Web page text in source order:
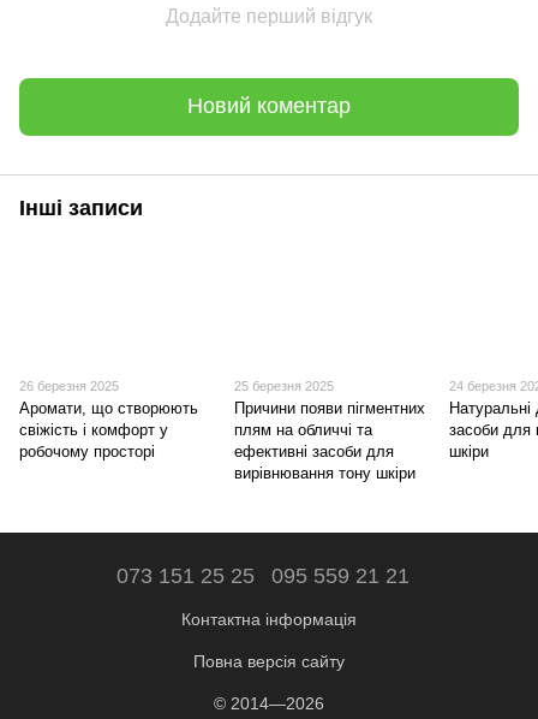
Додайте перший відгук
Новий коментар
Інші записи
26 березня 2025
Аромати, що створюють
свіжість і комфорт у
робочому просторі
25 березня 2025
Причини появи пігментних
плям на обличчі та
ефективні засоби для
вирівнювання тону шкіри
24 березня
Натуральні
засоби для
шкіри
073 151 25 25 095 559 21 21
Контактна інформація
Повна версія сайту
© 2014—2026